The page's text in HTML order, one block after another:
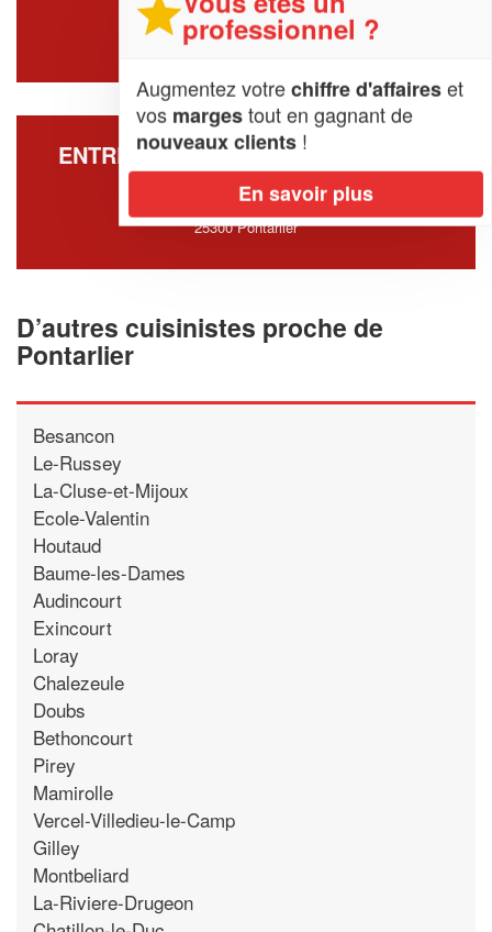
12 Rue Pierre Dechanet
25300 Pontarlier
ENTREPRISE BL CUISINES & BAINS
(SARL)
25300 Pontarlier
D’autres cuisinistes proche de
Pontarlier
Besancon
Le-Russey
La-Cluse-et-Mijoux
Ecole-Valentin
Houtaud
Baume-les-Dames
Audincourt
Exincourt
Loray
Chalezeule
Doubs
Bethoncourt
Pirey
Mamirolle
Vercel-Villedieu-le-Camp
Gilley
Montbeliard
La-Riviere-Drugeon
professionnel ?
Augmentez votrechiffre d'affaireset
vos margestout en gagnant de
nouveaux clients !
En savoir plus